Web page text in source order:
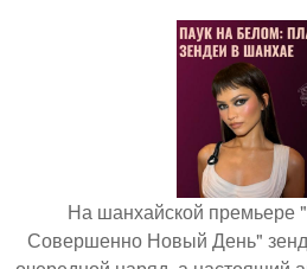
На шанхайской премьере
Совершенно Новый День"